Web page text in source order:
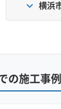
が作る「
込んだ「見え
、表面的な掃
横浜
の施工事